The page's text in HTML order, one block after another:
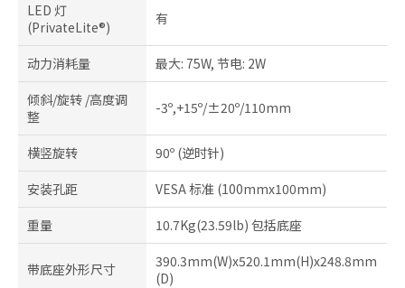
LED 灯
(PrivateLite®)
有
动力消耗量
最大: 75W, 节电: 2W
倾斜/旋转 /高度调
整
-3º,+15º/±20º/110mm
横竖旋转
90º (逆时针)
安装孔距
VESA 标准 (100mmx100mm)
重量
10.7Kg(23.59lb) 包括底座
带底座外形尺寸
390.3mm(W)x520.1mm(H)x248.8mm
(D)